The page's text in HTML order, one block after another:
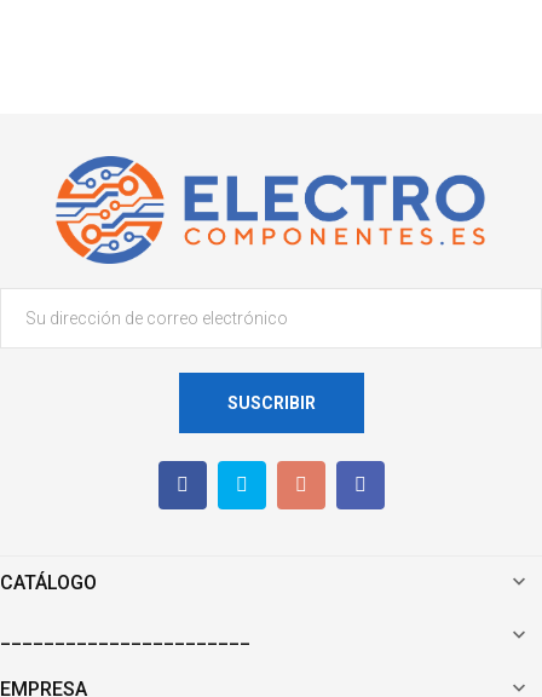
SUSCRIBIR
CATÁLOGO 

EMPRESA 